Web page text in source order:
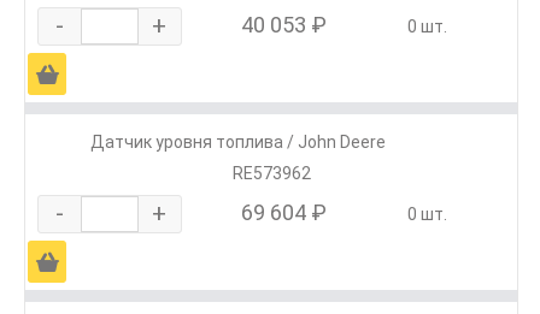
- + 40 053 ₽ 0 шт.
Ä
Датчик уровня топлива / John Deere
RE573962
- + 69 604 ₽ 0 шт.
Ä